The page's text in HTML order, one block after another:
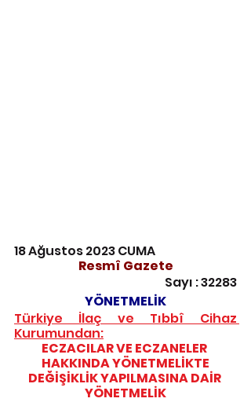
18 Ağustos 2023 CUMA
Resmî Gazete
Sayı : 32283
YÖNETMELİK
Türkiye İlaç ve Tıbbî Cihaz
Kurumundan:
ECZACILAR VE ECZANELER
HAKKINDA YÖNETMELİKTE
DEĞİŞİKLİK YAPILMASINA DAİR
YÖNETMELİK